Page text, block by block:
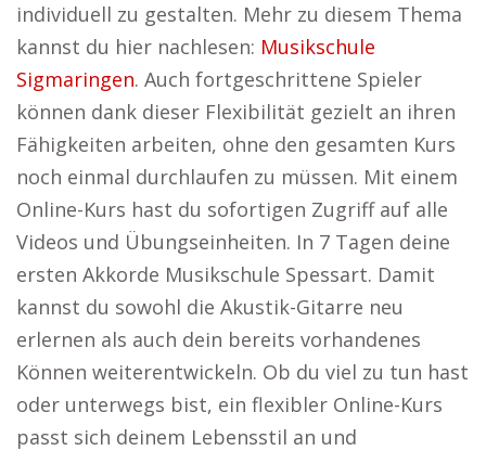
individuell zu gestalten. Mehr zu diesem Thema
kannst du hier nachlesen: Musikschule
Sigmaringen. Auch fortgeschrittene Spieler
können dank dieser Flexibilität gezielt an ihren
Fähigkeiten arbeiten, ohne den gesamten Kurs
noch einmal durchlaufen zu müssen. Mit einem
Online-Kurs hast du sofortigen Zugriff auf alle
Videos und Übungseinheiten. In 7 Tagen deine
ersten Akkorde Musikschule Spessart. Damit
kannst du sowohl die Akustik-Gitarre neu
erlernen als auch dein bereits vorhandenes
Können weiterentwickeln. Ob du viel zu tun hast
oder unterwegs bist, ein flexibler Online-Kurs
passt sich deinem Lebensstil an und